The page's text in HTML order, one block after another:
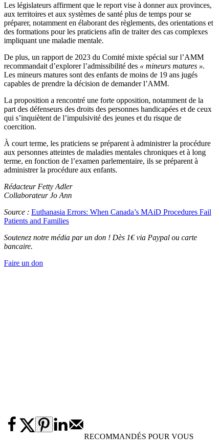
Les législateurs affirment que le report vise à donner aux provinces,
aux territoires et aux systèmes de santé plus de temps pour se
préparer, notamment en élaborant des règlements, des orientations et
des formations pour les praticiens afin de traiter des cas complexes
impliquant une maladie mentale.
De plus, un rapport de 2023 du Comité mixte spécial sur l’AMM
recommandait d’explorer l’admissibilité des « mineurs matures ».
Les mineurs matures sont des enfants de moins de 19 ans jugés
capables de prendre la décision de demander l’AMM.
La proposition a rencontré une forte opposition, notamment de la
part des défenseurs des droits des personnes handicapées et de ceux
qui s’inquiètent de l’impulsivité des jeunes et du risque de
coercition.
À court terme, les praticiens se préparent à administrer la procédure
aux personnes atteintes de maladies mentales chroniques et à long
terme, en fonction de l’examen parlementaire, ils se préparent à
administrer la procédure aux enfants.
Rédacteur Fetty Adler
Collaborateur Jo Ann
Source : Euthanasia Errors: When Canada’s MAiD Procedures Fail
Patients and Families
Soutenez notre média par un don ! Dès 1€ via Paypal ou carte
bancaire.
Faire un don
RECOMMANDÉS POUR VOUS